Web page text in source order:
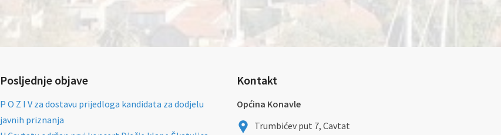
Posljednje objave
P O Z I V za dostavu prijedloga kandidata za dodjelu
javnih priznanja
Kontakt
Općina Konavle
Trumbićev put 7, Cavtat